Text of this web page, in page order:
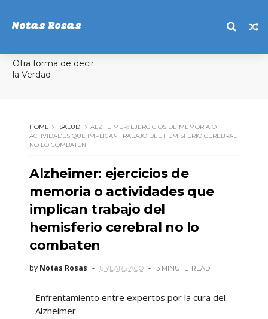
Notas Rosas
Otra forma de decir
la Verdad
HOME SALUD
ALZHEIMER: EJERCICIOS DE MEMORIA O
ACTIVIDADES QUE IMPLICAN TRABAJO DEL HEMISFERIO CEREBRAL
NO LO COMBATEN
Alzheimer: ejercicios de
memoria o actividades que
implican trabajo del
hemisferio cerebral no lo
combaten
by Notas Rosas 8 YEARS AGO 3 MINUTE READ
Enfrentamiento entre expertos por la cura del
Alzheimer